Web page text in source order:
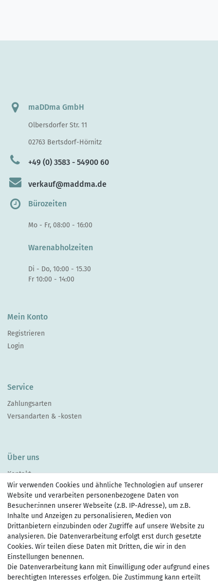
maDDma GmbH
Olbersdorfer Str. 11
02763 Bertsdorf-Hörnitz
+49 (0) 3583 - 54900 60
verkauf@maddma.de
Bürozeiten
Mo - Fr, 08:00 - 16:00
Warenabholzeiten
Di - Do, 10:00 - 15.30
Fr 10:00 - 14:00
Mein Konto
Registrieren
Login
Service
Zahlungsarten
Versandarten & -kosten
Über uns
Kontakt
Zahlen Sie bequem per
Wir versenden mit
Wir verwenden Cookies und ähnliche Technologien auf unserer
Website und verarbeiten personenbezogene Daten von
Besucher:innen unserer Webseite (z.B. IP-Adresse), um z.B.
Inhalte und Anzeigen zu personalisieren, Medien von
Drittanbietern einzubinden oder Zugriffe auf unsere Website zu
analysieren. Die Datenverarbeitung erfolgt erst durch gesetzte
Cookies. Wir teilen diese Daten mit Dritten, die wir in den
Einstellungen benennen.
Die Datenverarbeitung kann mit Einwilligung oder aufgrund eines
berechtigten Interesses erfolgen. Die Zustimmung kann erteilt